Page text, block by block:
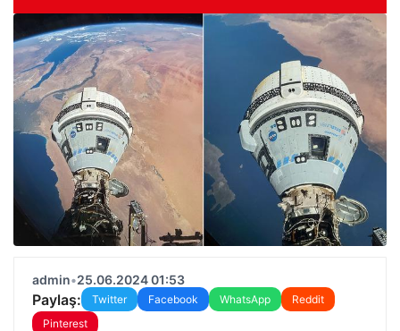
admin•25.06.2024 01:53
Paylaş: Twitter Facebook WhatsApp
Reddit
Pinterest